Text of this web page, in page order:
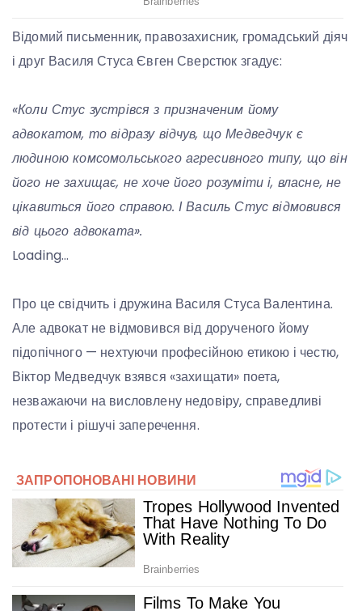
Відомий письменник, правозахисник, громадський діяч
і друг Василя Стуса Євген Сверстюк згадує:
«Коли Стус зустрівся з призначеним йому
адвокатом, то відразу відчув, що Медведчук є
людиною комсомольського агресивного типу, що він
його не захищає, не хоче його розуміти і, власне, не
цікавиться його справою. І Василь Стус відмовився
від цього адвоката».
Loading…
Про це свідчить і дружина Василя Стуса Валентина.
Але адвокат не відмовився від дорученого йому
підопічного — нехтуючи професійною етикою і честю,
Віктор Медведчук взявся «захищати» поета,
незважаючи на висловлену недовіру, справедливі
протести і рішучі заперечення.